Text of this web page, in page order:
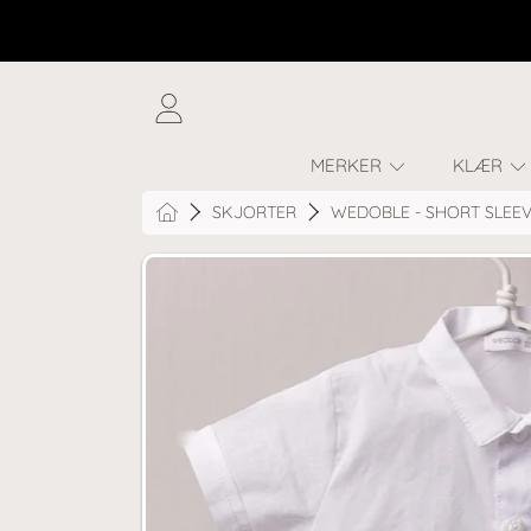
LOGG
INN
MERKER KLÆR
HOMESKJORTER WEDOBLE - SHORT
GÅ TIL PRODUKTINFORMASJON